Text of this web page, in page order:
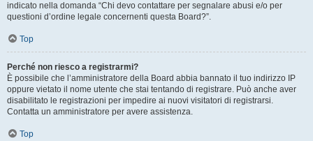
indicato nella domanda “Chi devo contattare per segnalare abusi e/o per
questioni d’ordine legale concernenti questa Board?”.
Top
Perché non riesco a registrarmi?
È possibile che l’amministratore della Board abbia bannato il tuo indirizzo IP
oppure vietato il nome utente che stai tentando di registrare. Può anche aver
disabilitato le registrazioni per impedire ai nuovi visitatori di registrarsi.
Contatta un amministratore per avere assistenza.
Top